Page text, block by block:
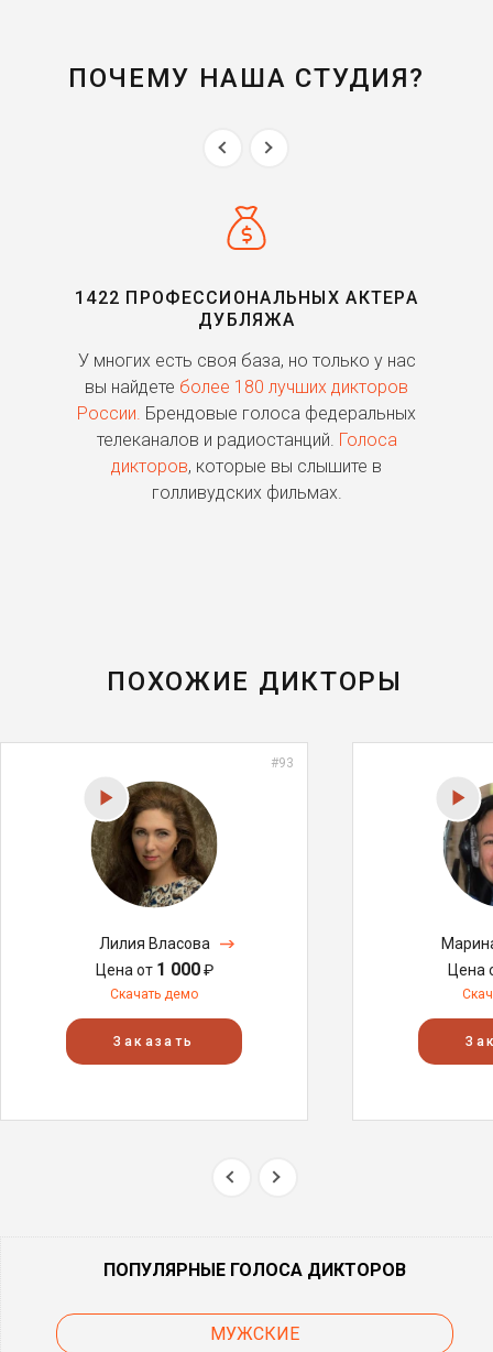
ПОЧЕМУ НАША СТУДИЯ?
1422 ПРОФЕССИОНАЛЬНЫХ АКТЕРА
ДУБЛЯЖА
У многих есть своя база, но только у нас
вы найдете более 180 лучших дикторов
России. Брендовые голоса федеральных
телеканалов и радиостанций. Голоса
дикторов, которые вы слышите в
голливудских фильмах.
ПОХОЖИЕ ДИКТОРЫ
#93
Лилия Власова
Цена от 1 000₽
Скачать демо
Заказать
Цена
ПОПУЛЯРНЫЕ ГОЛОСА ДИКТОРОВ
МУЖСКИЕ